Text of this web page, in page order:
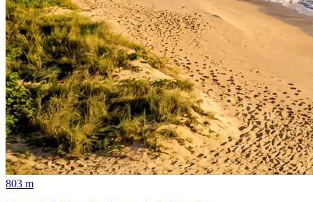
803 m